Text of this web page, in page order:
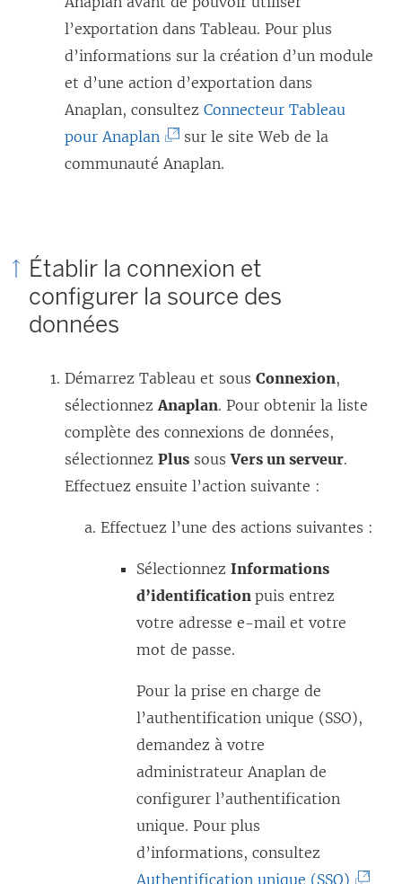
l’exportation dans Tableau. Pour plus
d’informations sur la création d’un module
et d’une action d’exportation dans
Anaplan, consultez Connecteur Tableau
pour Anaplan
L
e
n
o
u
v
r
e
n
s
u
n
n
o
u
v
e
l
l
sur le site Web de la
communauté Anaplan.
Établir la connexion et
configurer la source des
données
Démarrez Tableau et sous Connexion,
sélectionnezAnaplan. Pour obtenir la liste
complète des connexions de données,
sélectionnez Plus sousVers un serveur.
Effectuez ensuite l’action suivante :
Effectuez l’une des actions suivantes :
Sélectionnez Informations
d’identification puis entrez
votre adresse e-mail et votre
mot de passe.
Pour la prise en charge de
l’authentification unique (SSO),
demandez à votre
administrateur Anaplan de
configurer l’authentification
unique. Pour plus
d’informations, consultez
Authentification unique (SSO)